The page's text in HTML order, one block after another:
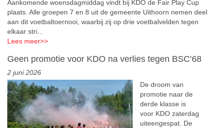
Aankomende woensdagmiddag vindt bij KDO de Fair Play Cup
plaats. Alle groepen 7 en 8 uit de gemeente Uithoorn nemen deel
aan dit voetbaltoernooi, waarbij zij op drie voetbalvelden tegen
elkaar stri...
Lees meer>>
Geen promotie voor KDO na verlies tegen BSC’68
2 juni 2026
De droom van
promotie naar de
derde klasse is
voor KDO zaterdag
uiteengespat. De